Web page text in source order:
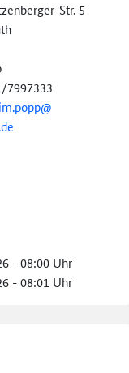
Str. 5
7997333
- 08:00 Uhr
- 08:01 Uhr